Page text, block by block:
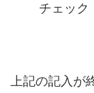
チェック
上記の記入が